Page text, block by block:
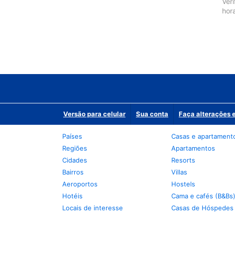
Versão para celular Sua conta Faça alterações
Países
Regiões
Cidades
Bairros
Aeroportos
Hotéis
Locais de interesse
Casas e
Apartamentos
Resorts
Villas
Hostels
Cama e cafés (B&Bs)
Casas de Hóspedes